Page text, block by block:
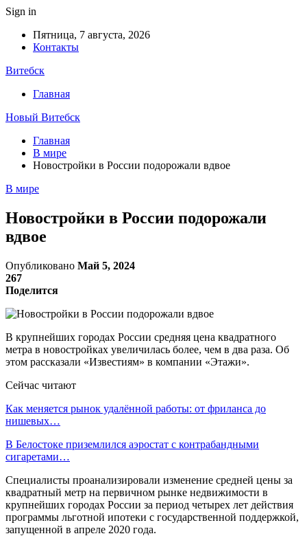
Sign in
Пятница, 7 августа, 2026
Контакты
Витебск
Главная
Новый Витебск
Главная
В мире
Новостройки в России подорожали вдвое
В мире
Новостройки в России подорожали
вдвое
Опубликовано Май 5, 2024
267
Поделится
В крупнейших городах России средняя цена квадратного
метра в новостройках увеличилась более, чем в два раза. Об
этом рассказали «Известиям» в компании «Этажи».
Сейчас читают
Как меняется рынок удалённой работы: от фриланса до
нишевых…
В Белостоке приземлился аэростат с контрабандными
сигаретами…
Специалисты проанализировали изменение средней цены за
квадратный метр на первичном рынке недвижимости в
крупнейших городах России за период четырех лет действия
программы льготной ипотеки с государственной поддержкой,
запущенной в апреле 2020 года.